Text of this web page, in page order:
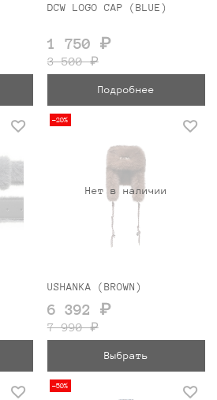
DCW LOGO CAP (BLUE)
1 750 ₽
3 500 ₽
Подробнее
Нет в наличии
-20%
USHANKA (BROWN)
6 392 ₽
7 990 ₽
Выбрать
-50%